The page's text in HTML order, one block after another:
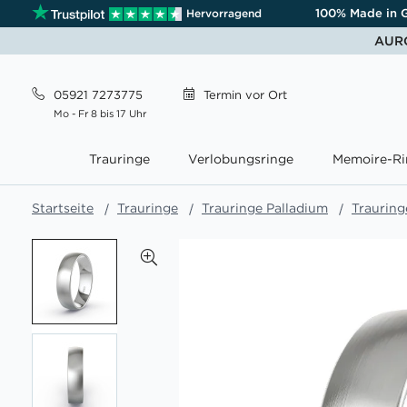
Hervorragend 100% Made in
05921 7273775
Mo - Fr 8 bis 17 Uhr
Termin vor Ort
Trauringe Verlobungsringe Memoire-
Startseite Trauringe Trauringe Palladium
Ende
Bildgalerie
springen